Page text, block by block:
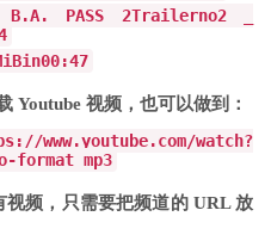
B.A. PASS 2Trailerno2_
in00:47
Youtube 视频，也可以做到：
: //www.youtube.com/watch?
format mp3
频，只需要把频道的 URL 放